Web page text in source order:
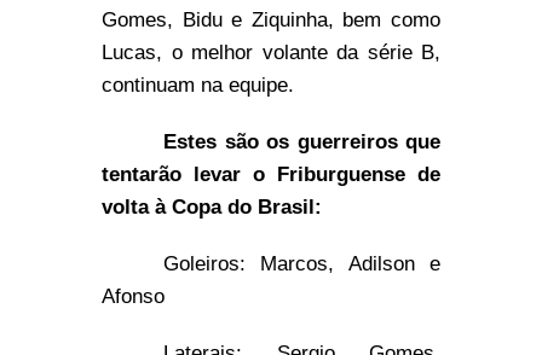
Gomes, Bidu e Ziquinha, bem como
Lucas, o melhor volante da série B,
continuam na equipe.
Estes são os guerreiros que
tentarão levar o Friburguense de
volta à Copa do Brasil:
Goleiros: Marcos, Adilson e
Afonso